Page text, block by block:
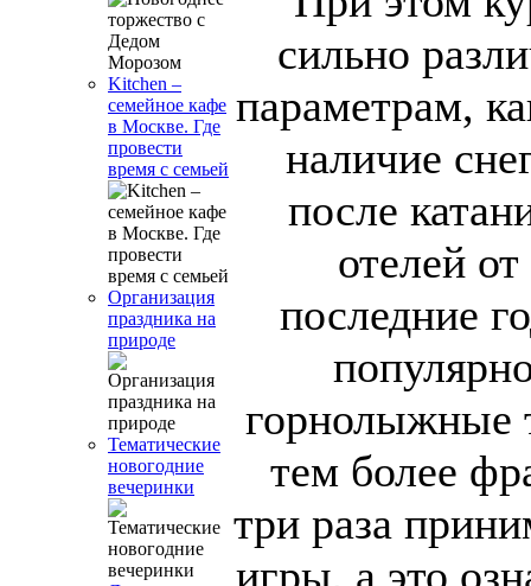
Kitchen –
семейное кафе
в Москве. Где
провести
время с семьей
Организация
праздника на
природе
Тематические
новогодние
вечеринки
сильно
параметрам,
наличие
после
отелей
последние
горнолыжные
тем более
три раза
игры, а это